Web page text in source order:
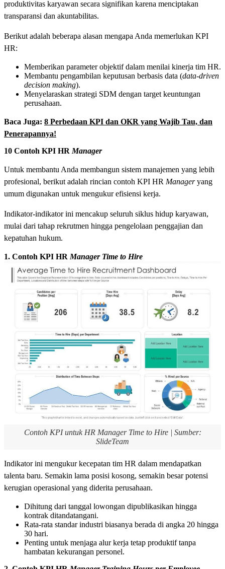
produktivitas karyawan secara signifikan karena menciptakan
transparansi dan akuntabilitas.
Berikut adalah beberapa alasan mengapa Anda memerlukan KPI
HR:
Memberikan parameter objektif dalam menilai kinerja tim HR.
Membantu pengambilan keputusan berbasis data (data-driven
decision making).
Menyelaraskan strategi SDM dengan target keuntungan
perusahaan.
Baca Juga: 8 Perbedaan KPI dan OKR yang Wajib Tau, dan
Penerapannya!
10 Contoh KPI HR Manager
Untuk membantu Anda membangun sistem manajemen yang lebih
profesional, berikut adalah rincian contoh KPI HR Manageryang
umum digunakan untuk mengukur efisiensi kerja.
Indikator-indikator ini mencakup seluruh siklus hidup karyawan,
mulai dari tahap rekrutmen hingga pengelolaan penggajian dan
kepatuhan hukum.
1. Contoh KPI HR Manager Time to Hire
Contoh KPI untuk HR Manager Time to Hire | Sumber:
SlideTeam
Indikator ini mengukur kecepatan tim HR dalam mendapatkan
talenta baru. Semakin lama posisi kosong, semakin besar potensi
kerugian operasional yang diderita perusahaan.
Dihitung dari tanggal lowongan dipublikasikan hingga
kontrak ditandatangani.
Rata-rata standar industri biasanya berada di angka 20 hingga
30 hari.
Penting untuk menjaga alur kerja tetap produktif tanpa
hambatan kekurangan personel.